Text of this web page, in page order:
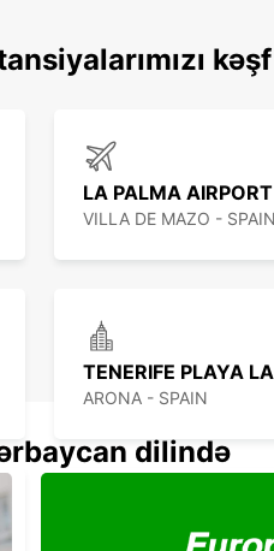
LA PALMA AIRPORT
VILLA DE MAZO - SPAIN
TENERIFE PLAYA
ARONA - SPAIN
dilində